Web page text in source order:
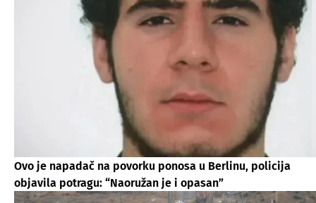
Ovo je napadač na povorku ponosa u Berlinu, policija
objavila potragu: “Naoružan je i opasan”